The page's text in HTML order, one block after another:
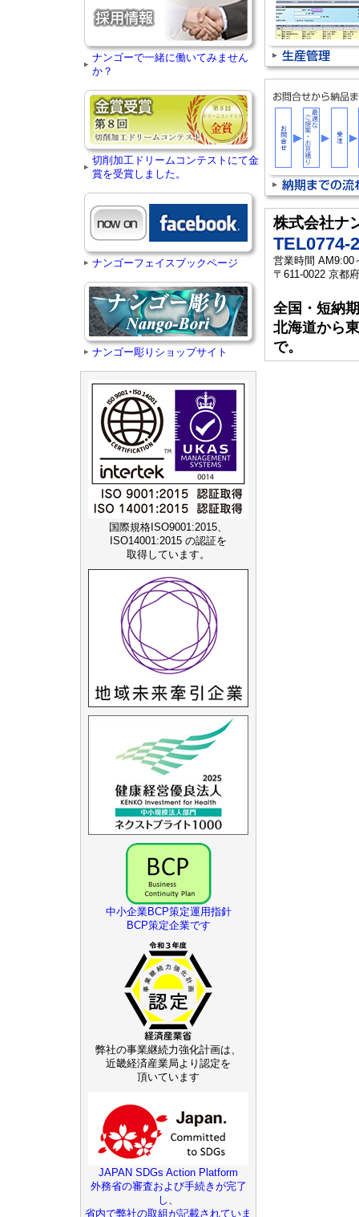
株式会社ナ
TEL0774-
営業時間 AM9:00
〒611-0022 京都
全国・短納
北海道から
で。
ナンゴーで一緒に働いてみません
か？
切削加工ドリームコンテストにて金
賞を受賞しました。
ナンゴーフェイスブックページ
ナンゴー彫りショップサイト
国際規格ISO9001:2015、
ISO14001:2015 の認証を
取得しています。
中小企業BCP策定運用指針
BCP策定企業です
弊社の事業継続力強化計画は、
近畿経済産業局より認定を
頂いています
JAPAN SDGs Action Platform
外務省の審査および手続きが完了
し、
省内で弊社の取組が記載されていま